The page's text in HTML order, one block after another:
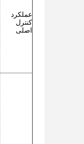
عملکرد
کنترل
اصلی